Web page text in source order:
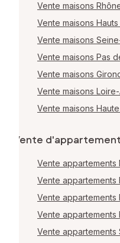
Vente maisons
Vente maisons
Vente maisons
Vente maisons Pas
Vente maisons
Vente maisons
Vente maisons
Vente
Vente appartements
Vente appartements
Vente appartements
Vente appartements
Vente appartements